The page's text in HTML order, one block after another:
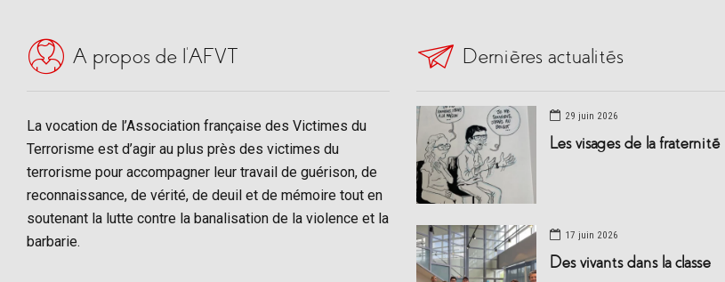
A propos de l’AFVT
La vocation de l’Association française des Victimes du
Terrorisme est d’agir au plus près des victimes du
terrorisme pour accompagner leur travail de guérison, de
reconnaissance, de vérité, de deuil et de mémoire tout en
soutenant la lutte contre la banalisation de la violence et la
barbarie.
Dernières actualités
29 juin 2026
Les visages de la fraternité
17 juin 2026
Des vivants dans la classe